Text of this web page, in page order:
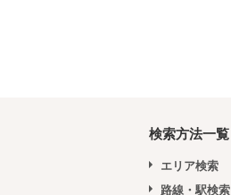
検索方法一覧
エリア検索
路線・駅検索